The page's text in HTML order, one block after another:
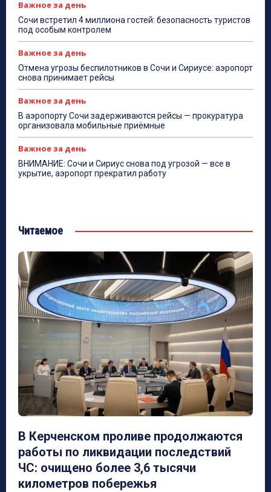
Важное за день
Сочи встретил 4 миллиона гостей: безопасность туристов
под особым контролем
Важное за день
Отмена угрозы беспилотников в Сочи и Сириусе: аэропорт
снова принимает рейсы
Важное за день
В аэропорту Сочи задерживаются рейсы — прокуратура
организовала мобильные приёмные
Важное за день
ВНИМАНИЕ: Сочи и Сириус снова под угрозой — все в
укрытие, аэропорт прекратил работу
Читаемое
В Керченском проливе продолжаются
работы по ликвидации последствий
ЧС: очищено более 3,6 тысячи
километров побережья